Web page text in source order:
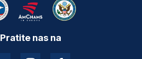
Pratite nas na